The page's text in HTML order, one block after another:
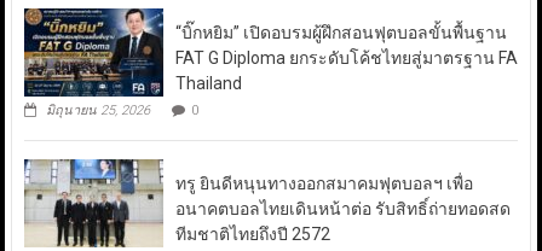
“บิ๊กหยิม” เปิดอบรมผู้ฝึกสอนฟุตบอลขั้นพื้นฐาน
FAT G Diploma ยกระดับโค้ชไทยสู่มาตรฐาน FA
Thailand
มิถุนายน 25, 2026 0
ทรู ยินดีหนุนทางออกสมาคมฟุตบอลฯ เพื่อ
อนาคตบอลไทยเดินหน้าต่อ รับสิทธิ์ถ่ายทอดสด
ทีมชาติไทยถึงปี 2572